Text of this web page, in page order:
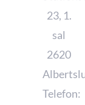
23, 1.
sal
2620
Telefon: